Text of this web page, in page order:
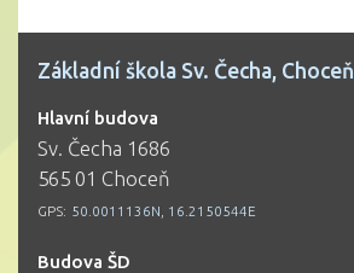
Základní škola Sv. Čecha, Choceň
Hlavní budova
Sv. Čecha 1686
565 01 Choceň
GPS: 50.0011136N, 16.2150544E
Budova ŠD